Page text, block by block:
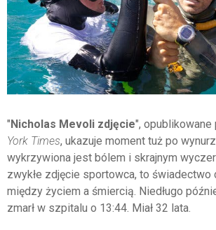
" Nicholas Mevoli zdjęcie", opublikowane
York Times, ukazuje moment tuż po
wykrzywiona jest bólem i skrajnym
zwykłe zdjęcie sportowca, to świadectwo
między życiem a śmiercią. Niedługo
zmarł w szpitalu o 13:44. Miał 32 lata.